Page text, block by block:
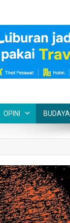
OPINI BUDAYA